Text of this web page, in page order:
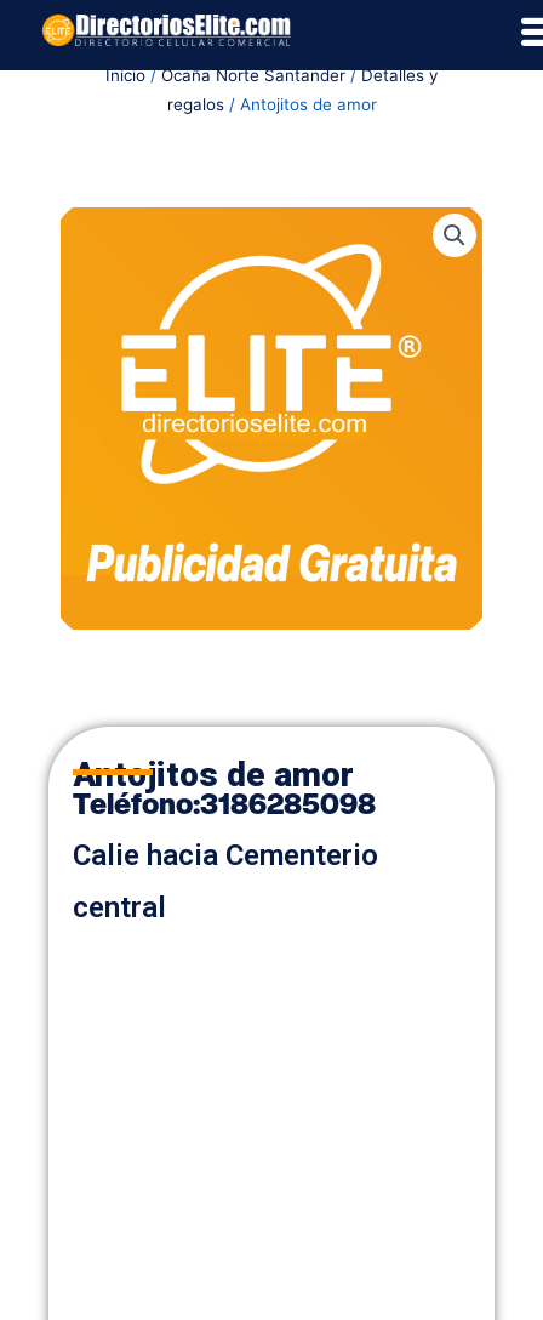
Inicio/Ocaña Norte Santander/Detalles y
regalos/ Antojitos de amor
Antojitos de amor
Teléfono:3186285098
Calie hacia Cementerio
central